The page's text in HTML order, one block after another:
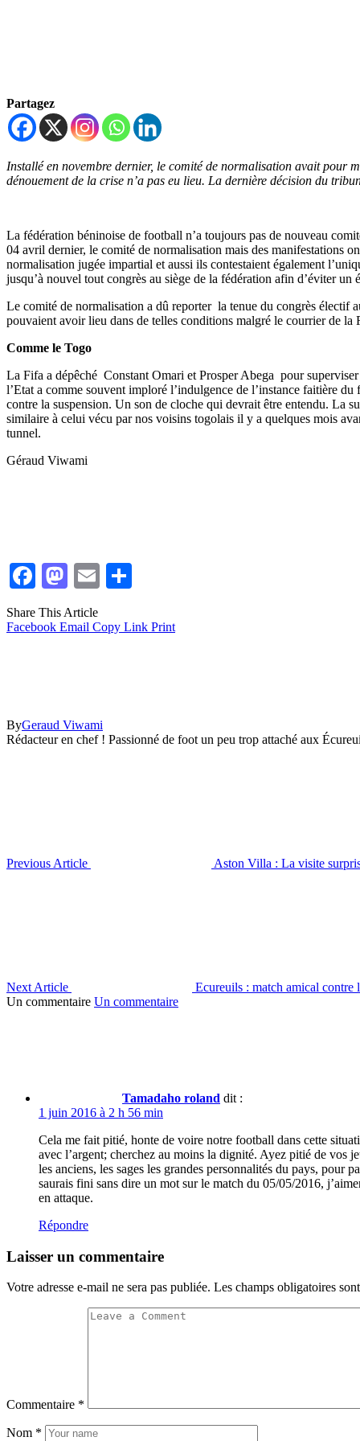
Partagez
Installé en novembre dernier, le comité de normalisation avait pour
dénouement de la crise n’a pas eu lieu. La dernière décision du
La fédération béninoise de football n’a toujours pas de nouveau
04 avril dernier, le comité de normalisation mais des manifestations
normalisation jugée impartial et aussi ils contestaient également
jusqu’à nouvel tout congrès au siège de la fédération afin d’éviter un
Le comité de normalisation a dû reporter la tenue du congrès électif
pouvaient avoir lieu dans de telles conditions malgré le courrier de
Comme le Togo
La Fifa a dépêché Constant Omari et Prosper Abega pour superviser
l’Etat a comme souvent imploré l’indulgence de l’instance faitière
contre la suspension. Un son de cloche qui devrait être entendu. La
similaire à celui vécu par nos voisins togolais il y a quelques mois
tunnel.
Géraud Viwami
Facebook
Mastodon
Email
Share This Article
Facebook Email Copy Link Print
ByGeraud Viwami
Rédacteur en chef ! Passionné de foot un peu trop attaché aux
Previous Article Aston Villa : La visite
Next Article
Ecureuils : match amical contre
Un commentaire Un commentaire
Tamadaho roland dit :
1 juin 2016 à 2 h 56 min
Cela me fait pitié, honte de voire notre football dans cette
avec l’argent; cherchez au moins la dignité. Ayez pitié de vos
les anciens, les sages les grandes personnalités du pays,
saurais fini sans dire un mot sur le match du 05/05/2016,
en attaque.
Répondre
Laisser un commentaire
Votre adresse e-mail ne sera pas publiée. Les champs obligatoires
Commentaire *
Nom *